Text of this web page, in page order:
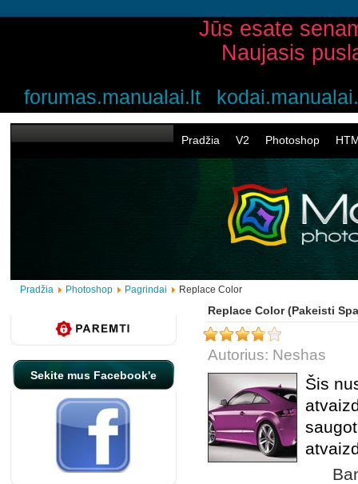
Jūs esate
Naujasis
forumas.manualai.lt
Pradžia V2 Photoshop
Pradžia Photoshop Pagrindai Replace Color
Sekite mus Facebook'e
Replace Color (Pakeisti
Autorius: Neshas
Šis